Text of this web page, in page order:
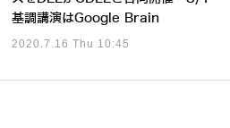
基調講演はGoogle Brain
2020.7.16 Thu 10:45